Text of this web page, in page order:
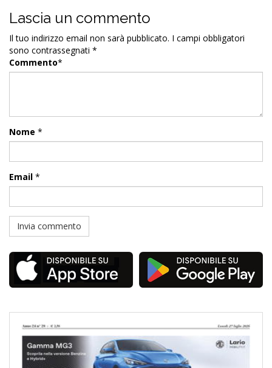
Lascia un commento
Il tuo indirizzo email non sarà pubblicato. I campi obbligatori
sono contrassegnati *
Commento*
Nome *
Email *